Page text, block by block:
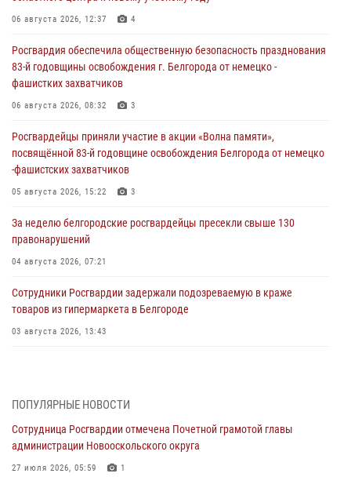
06 августа 2026, 12:37 4
Росгвардия обеспечила общественную безопасность празднования
83-й годовщины освобождения г. Белгорода от немецко -
фашистких захватчиков
06 августа 2026, 08:32 3
Росгвардейцы приняли участие в акции «Волна памяти»,
посвящённой 83‑й годовщине освобождения Белгорода от немецко
‑фашистских захватчиков
05 августа 2026, 15:22 3
За неделю белгородские росгвардейцы пресекли свыше 130
правонарушений
04 августа 2026, 07:21
Сотрудники Росгвардии задержали подозреваемую в краже
товаров из гипермаркета в Белгороде
03 августа 2026, 13:43
03 августа 2026, 11:45 5
Росгвардейцы оказали помощь пострадавшему в результате атаки
FPV-дрона ВСУ в Белгородской области
01 августа 2026, 19:35
ПОПУЛЯРНЫЕ НОВОСТИ
Сотрудница Росгвардии отмечена Почетной грамотой главы
администрации Новооскольского округа
27 июля 2026, 05:59 1